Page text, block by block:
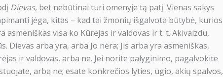
Dievas, bet nebūtinai turi omenyje tą patį. Vienas sakys
jėga, kitas – kad tai žmonių išgalvota būtybė, kurios
asmeniškas visa ko Kūrėjas ir valdovas ir t. t. Akivaizdu,
Dievas arba yra, arba Jo nėra; Jis arba yra asmeniškas,
ir valdovas, arba ne. Jei norite palyginimo, pagalvokite
arba ne; esate konkrečios lyties, ūgio, akių spalvos,